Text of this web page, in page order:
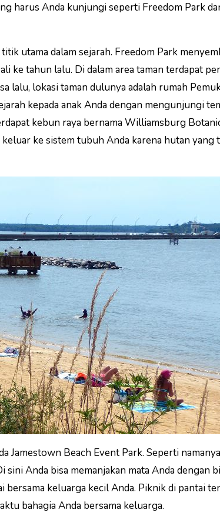
harus Anda kunjungi seperti Freedom Park
utama dalam sejarah. Freedom Park
ke tahun lalu. Di dalam area taman terdapat
lalu, lokasi taman dulunya adalah rumah
kepada anak Anda dengan mengunjungi
kebun raya bernama Williamsburg
ke sistem tubuh Anda karena hutan yang
Jamestown Beach Event Park. Seperti
Anda bisa memanjakan mata Anda dengan
bersama keluarga kecil Anda. Piknik di pantai
bahagia Anda bersama keluarga.